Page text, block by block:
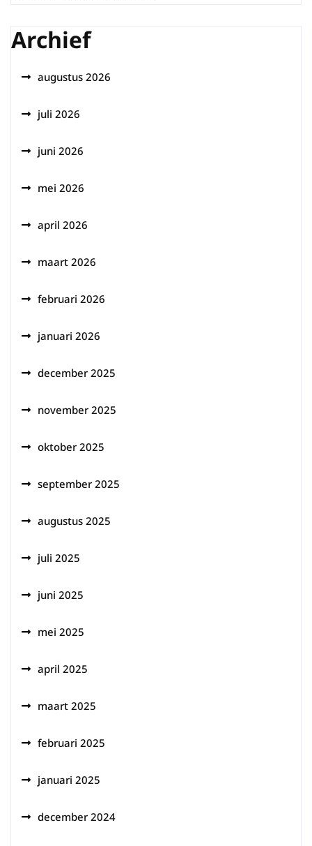
Archief
augustus 2026
juli 2026
juni 2026
mei 2026
april 2026
maart 2026
februari 2026
januari 2026
december 2025
november 2025
oktober 2025
september 2025
augustus 2025
juli 2025
juni 2025
mei 2025
april 2025
maart 2025
februari 2025
januari 2025
december 2024